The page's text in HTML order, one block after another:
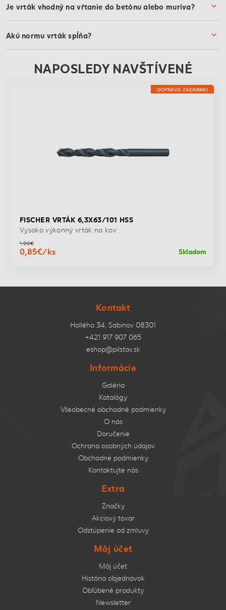
Je vrták vhodný na vŕtanie do betónu alebo muriva?
Akú normu vrták spĺňa?
NAPOSLEDY NAVŠTÍVENÉ
DOPRAVA ZADARMO
FISCHER VRTÁK 6,3X63/101 HSS
Vysoko výkonný vrták na kov
1,00€
0,85€/ks Skladom
Kontakt
Hollého 34, Sabinov 08301
+421 917 907 065
eshop@pilstav.sk
Informácie
Galéria
Katalógy
Všeobecné obchodné podmienky
O nás
Doručenie
Ochrana osobných údajov
Obchodné podmienky
Kontaktujte nás
Extra
Značky
Akciový tovar
Odstúpenie od zmluvy
Môj účet
Môj účet
História objednávok
Obľúbené produkty
Newsletter